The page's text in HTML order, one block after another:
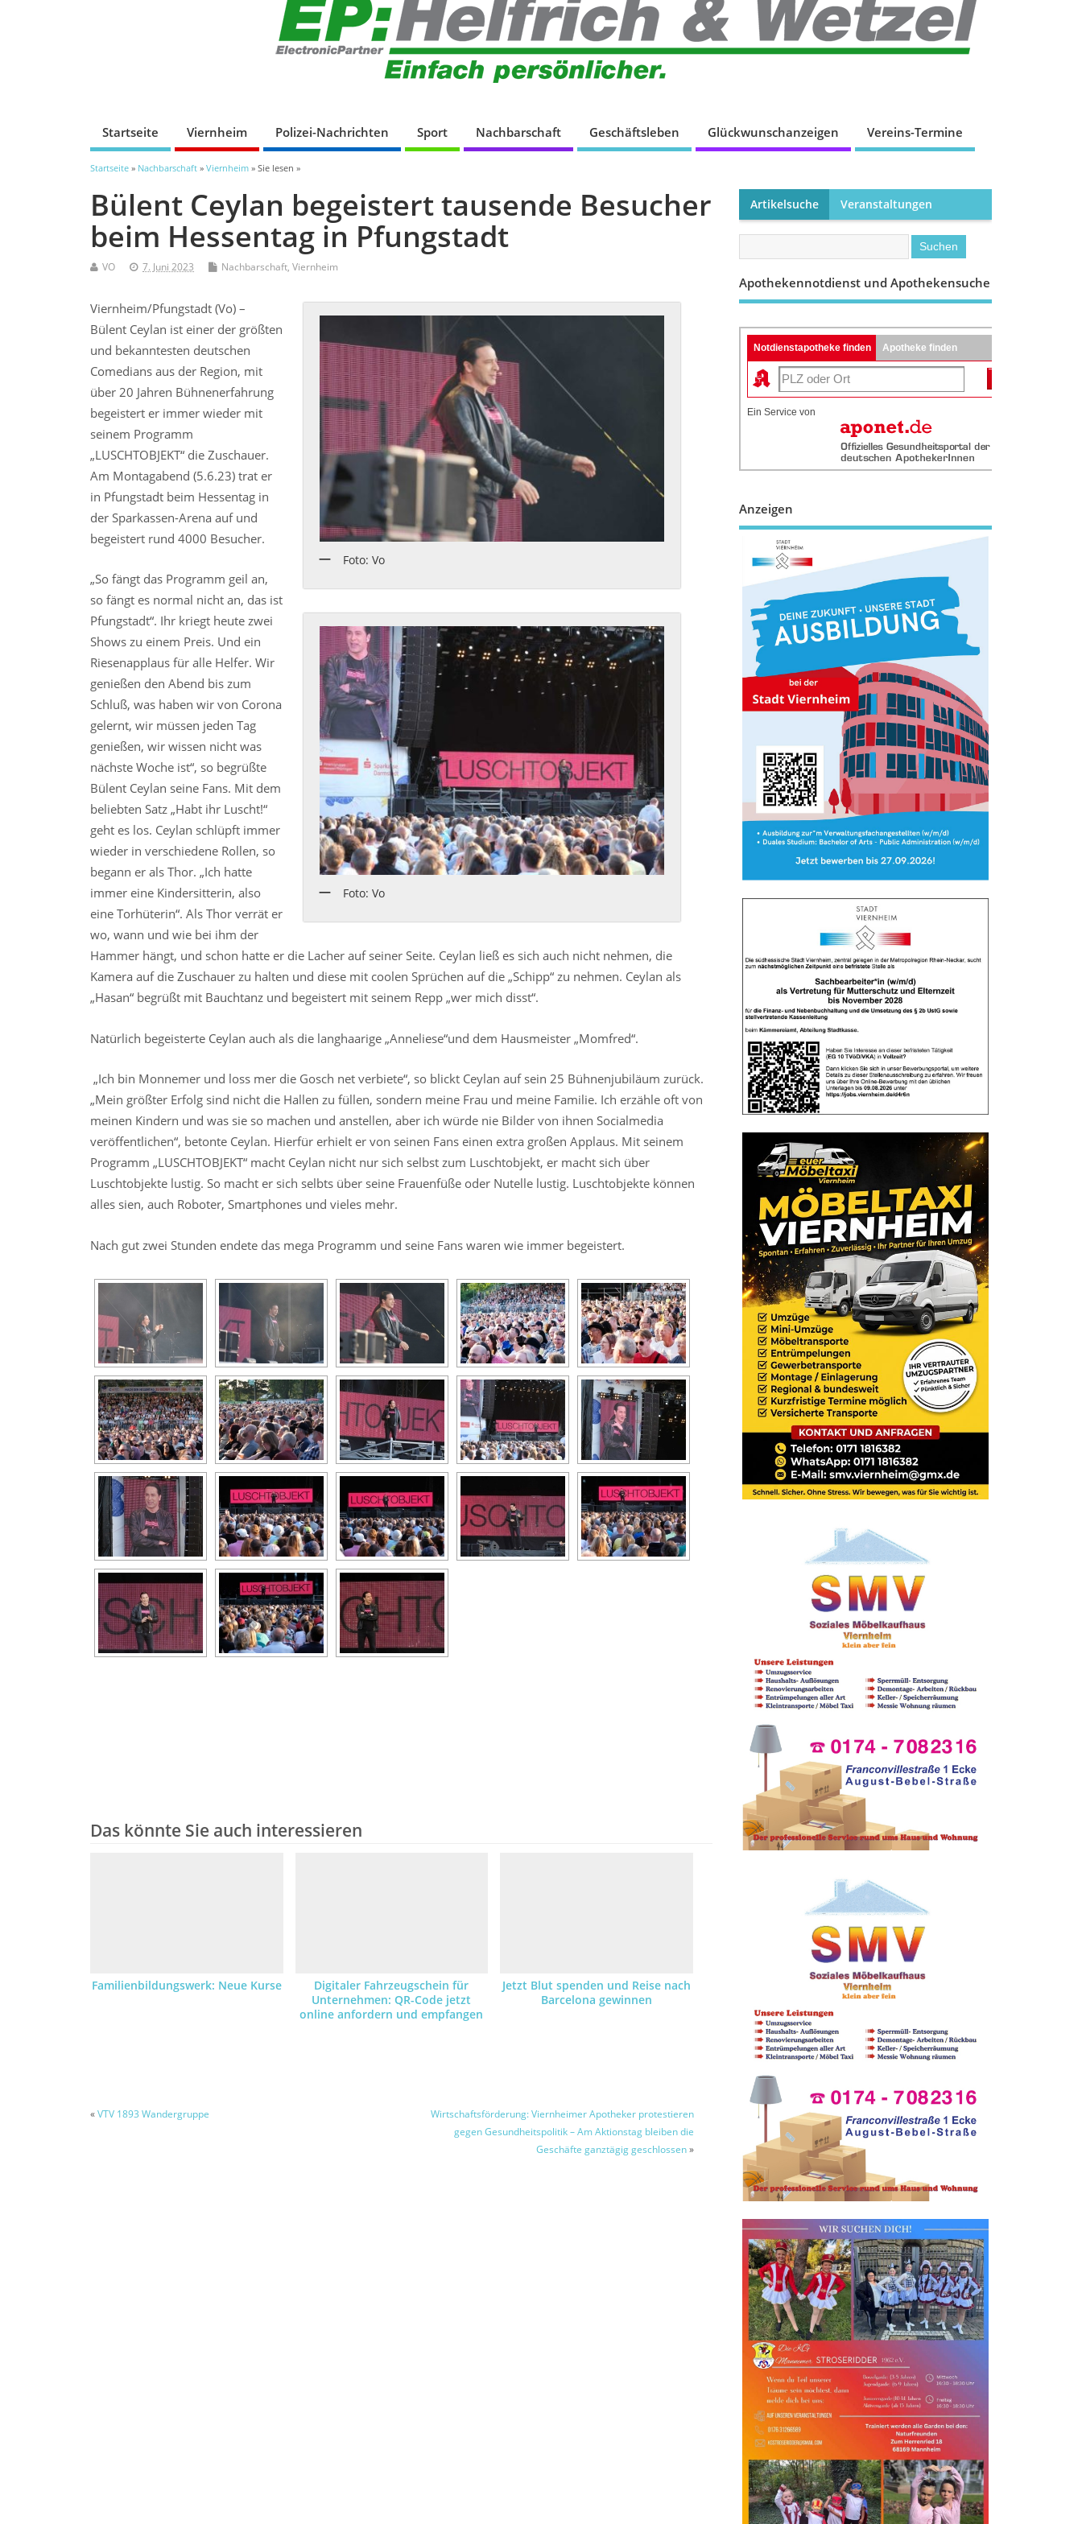
Startseite Viernheim Polizei-Nachrichten Sport Nachbarschaft Geschäftsleben Glückwunschanzeigen Vereins-Termine
Startseite » Nachbarschaft » Viernheim » Sie lesen »
Bülent Ceylan begeistert tausende Besucher
beim Hessentag in Pfungstadt
VO 7. Juni 2023 Nachbarschaft, Viernheim
Foto: Vo
Foto: Vo
Viernheim/Pfungstadt (Vo) –
Bülent Ceylan ist einer der größten
und bekanntesten deutschen
Comedians aus der Region, mit
über 20 Jahren Bühnenerfahrung
begeistert er immer wieder mit
seinem Programm
„LUSCHTOBJEKT“ die Zuschauer.
Am Montagabend (5.6.23) trat er
in Pfungstadt beim Hessentag in
der Sparkassen-Arena auf und
begeistert rund 4000 Besucher.
„So fängt das Programm geil an,
so fängt es normal nicht an, das ist
Pfungstadt“. Ihr kriegt heute zwei
Shows zu einem Preis. Und ein
Riesenapplaus für alle Helfer. Wir
genießen den Abend bis zum
Schluß, was haben wir von Corona
gelernt, wir müssen jeden Tag
genießen, wir wissen nicht was
nächste Woche ist“, so begrüßte
Bülent Ceylan seine Fans. Mit dem
beliebten Satz „Habt ihr Luscht!“
geht es los. Ceylan schlüpft immer
wieder in verschiedene Rollen, so
begann er als Thor. „Ich hatte
immer eine Kindersitterin, also
eine Torhüterin“. Als Thor verrät er
wo, wann und wie bei ihm der
Hammer hängt, und schon hatte er die Lacher auf seiner Seite. Ceylan ließ es sich auch nicht nehmen, die
Kamera auf die Zuschauer zu halten und diese mit coolen Sprüchen auf die „Schipp“ zu nehmen. Ceylan als
„Hasan“ begrüßt mit Bauchtanz und begeistert mit seinem Repp „wer mich disst“.
Natürlich begeisterte Ceylan auch als die langhaarige „Anneliese“und dem Hausmeister „Momfred“.
„Ich bin Monnemer und loss mer die Gosch net verbiete“, so blickt Ceylan auf sein 25 Bühnenjubiläum zurück.
„Mein größter Erfolg sind nicht die Hallen zu füllen, sondern meine Frau und meine Familie. Ich erzähle oft von
meinen Kindern und was sie so machen und anstellen, aber ich würde nie Bilder von ihnen Socialmedia
veröffentlichen“, betonte Ceylan. Hierfür erhielt er von seinen Fans einen extra großen Applaus. Mit seinem
Programm „LUSCHTOBJEKT“ macht Ceylan nicht nur sich selbst zum Luschtobjekt, er macht sich über
Luschtobjekte lustig. So macht er sich selbts über seine Frauenfüße oder Nutelle lustig. Luschtobjekte können
alles sien, auch Roboter, Smartphones und vieles mehr.
Nach gut zwei Stunden endete das mega Programm und seine Fans waren wie immer begeistert.
Das könnte Sie auch interessieren
Familienbildungswerk: Neue Kurse
Digitaler Fahrzeugschein für
Unternehmen: QR-Code jetzt
online anfordern und empfangen
Jetzt Blut spenden und Reise nach
Barcelona gewinnen
«VTV 1893 Wandergruppe
Wirtschaftsförderung: Viernheimer Apotheker protestieren
gegen Gesundheitspolitik – Am Aktionstag bleiben die
Geschäfte ganztägig geschlossen»
Artikelsuche Veranstaltungen
Apothekennotdienst und Apothekensuche
Notdienstapotheke finden Apotheke finden
Ein Service von
Anzeigen